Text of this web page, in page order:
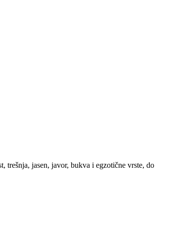
trešnja, jasen, javor, bukva i egzotične vrste, do